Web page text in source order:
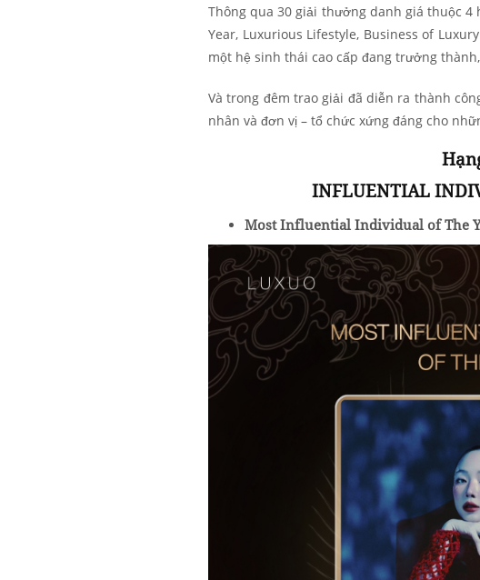
Thông qua 30 giải thưởng danh giá thuộc
Year, Luxurious Lifestyle, Business of
một hệ sinh thái cao cấp đang trưởng
Và trong đêm trao giải đã diễn ra thành
nhân và đơn vị – tổ chức xứng đáng cho
INFLUENTIAL
Most Influential Individual of The